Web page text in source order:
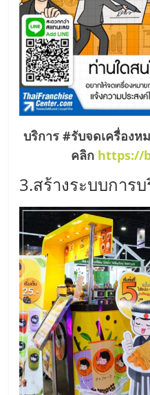
เปิด
ร้าน
ปรึกษา
ฟรี,
บริการ
พัฒนา
ระบบ
แฟ
รน
ไชส์"
"ศูนย์
บริการ #รับจดเครื่อง
คลิก https://
3.สร้างระบบการ